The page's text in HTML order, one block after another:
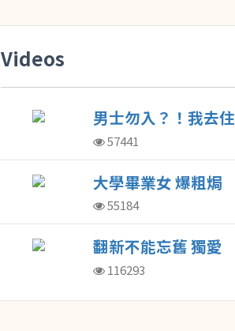
Videos
男士勿入？！我去住
了東京最棒的膠囊旅
館！
57441
大學畢業女 爆粗焗
住劏房
55184
翻新不能忘舊 獨愛
老區街坊人情味
116293